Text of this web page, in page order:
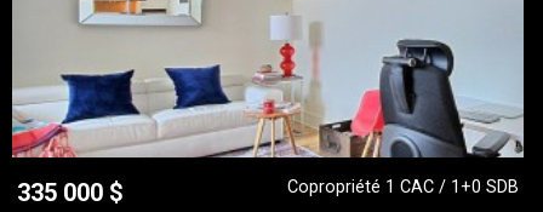
335 000 $
Copropriété 1 CAC / 1+0 SDB